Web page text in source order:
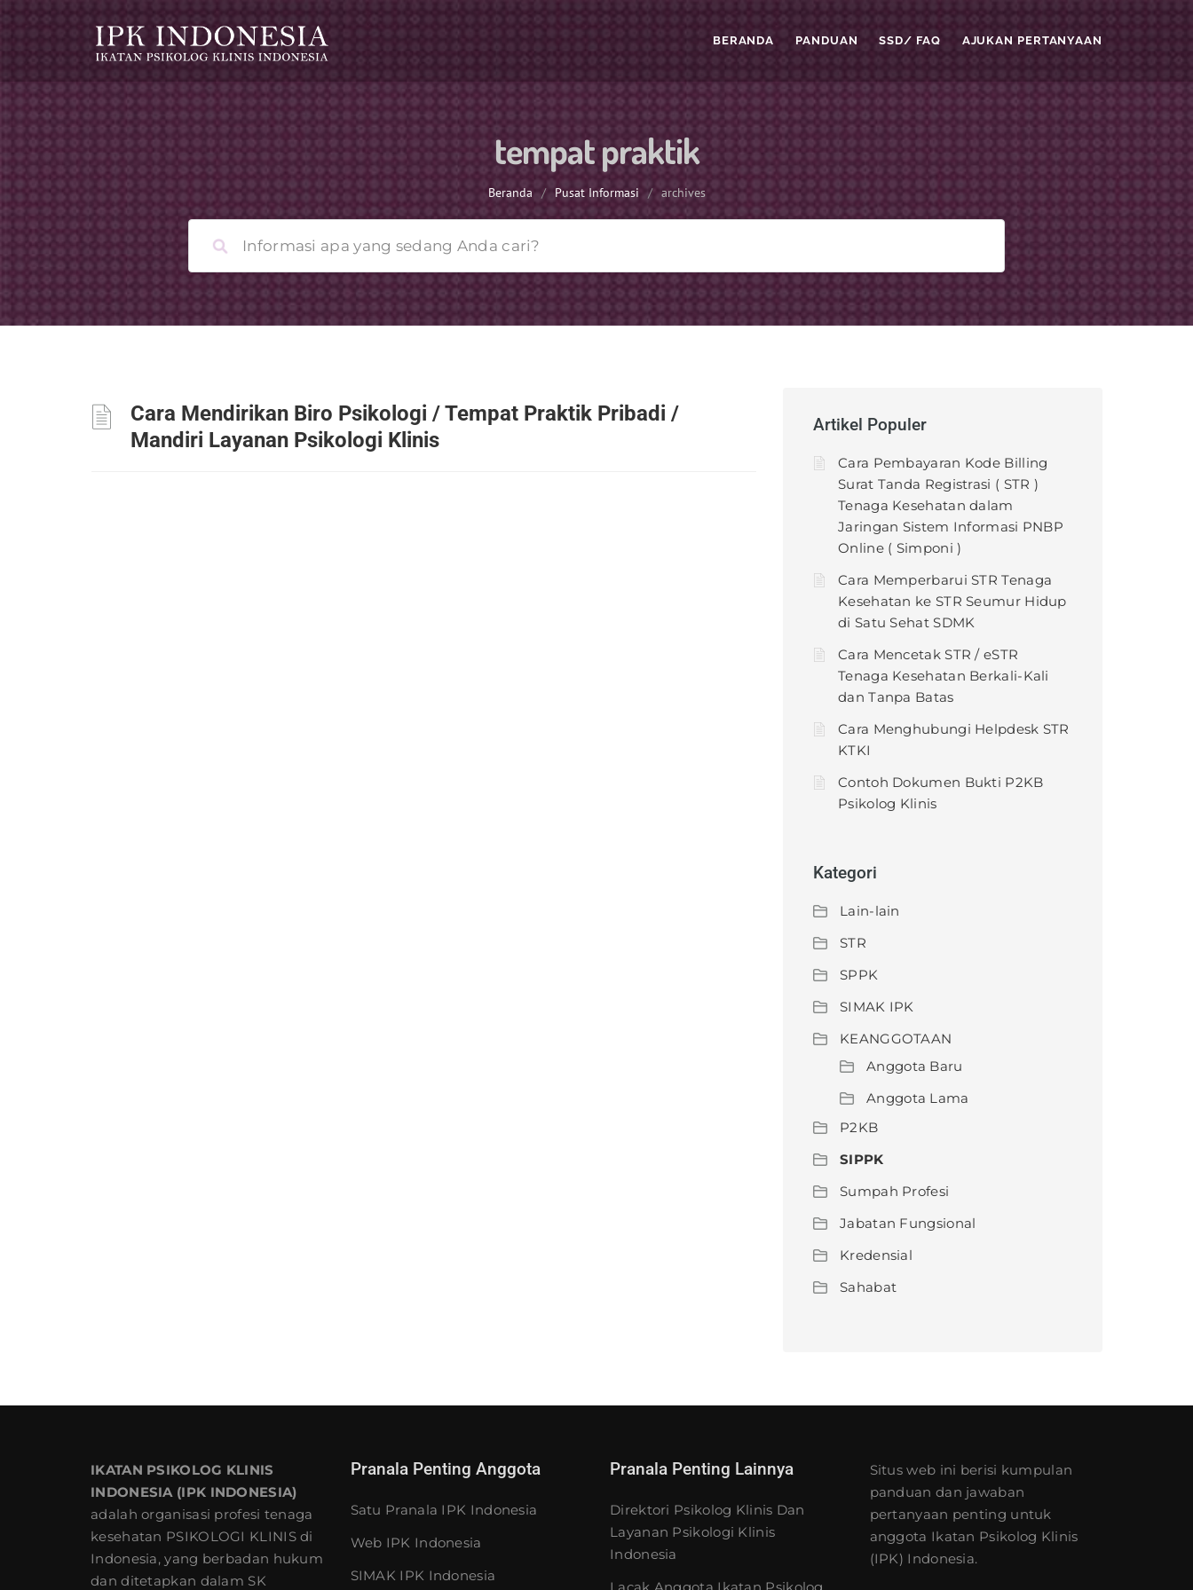
BERANDA PANDUAN SSD/ FAQ AJUKAN PERTANYAAN
tempat praktik
Beranda / Pusat Informasi / archives
Cara Mendirikan Biro Psikologi / Tempat Praktik Pribadi /
Mandiri Layanan Psikologi Klinis
Artikel Populer
Cara Pembayaran Kode Billing
Surat Tanda Registrasi ( STR )
Tenaga Kesehatan dalam
Jaringan Sistem Informasi PNBP
Online ( Simponi )
Cara Memperbarui STR Tenaga
Kesehatan ke STR Seumur Hidup
di Satu Sehat SDMK
Cara Mencetak STR / eSTR
Tenaga Kesehatan Berkali-Kali
dan Tanpa Batas
Cara Menghubungi Helpdesk STR
KTKI
Contoh Dokumen Bukti P2KB
Psikolog Klinis
Kategori
Lain-lain
STR
SPPK
SIMAK IPK
KEANGGOTAAN
Anggota Baru
Anggota Lama
P2KB
SIPPK
Sumpah Profesi
Jabatan Fungsional
Kredensial
Sahabat
IKATAN PSIKOLOG KLINIS
INDONESIA (IPK INDONESIA)
adalah organisasi profesi tenaga
kesehatan PSIKOLOGI KLINIS di
Indonesia, yang berbadan hukum
dan ditetapkan dalam SK
Pranala Penting Anggota
Satu Pranala IPK Indonesia
Web IPK Indonesia
SIMAK IPK Indonesia
Pranala Penting Lainnya
Direktori Psikolog Klinis Dan
Layanan Psikologi Klinis
Indonesia
Situs web ini berisi kumpulan
panduan dan jawaban
pertanyaan penting untuk
anggota Ikatan Psikolog Klinis
(IPK) Indonesia.